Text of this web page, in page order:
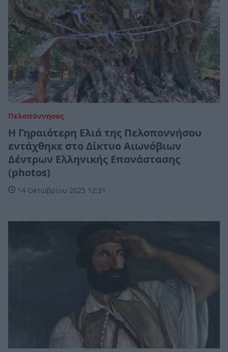
Πελοπόννησος
Η Γηραιότερη Ελιά της Πελοποννήσου
εντάχθηκε στο Δίκτυο Αιωνόβιων
Δέντρων Ελληνικής Επανάστασης
(photos)
14 Οκτωβρίου 2025 12:31